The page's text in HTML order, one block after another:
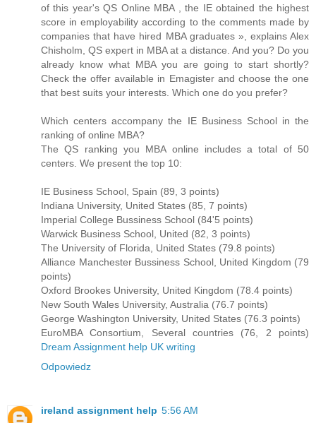
of this year's QS Online MBA , the IE obtained the highest
score in employability according to the comments made by
companies that have hired MBA graduates », explains Alex
Chisholm, QS expert in MBA at a distance. And you? Do you
already know what MBA you are going to start shortly?
Check the offer available in Emagister and choose the one
that best suits your interests. Which one do you prefer?
Which centers accompany the IE Business School in the
ranking of online MBA?
The QS ranking you MBA online includes a total of 50
centers. We present the top 10:
IE Business School, Spain (89, 3 points)
Indiana University, United States (85, 7 points)
Imperial College Bussiness School (84'5 points)
Warwick Business School, United (82, 3 points)
The University of Florida, United States (79.8 points)
Alliance Manchester Bussiness School, United Kingdom (79
points)
Oxford Brookes University, United Kingdom (78.4 points)
New South Wales University, Australia (76.7 points)
George Washington University, United States (76.3 points)
EuroMBA Consortium, Several countries (76, 2 points)
Dream Assignment help UK writing
Odpowiedz
ireland assignment help 5:56 AM